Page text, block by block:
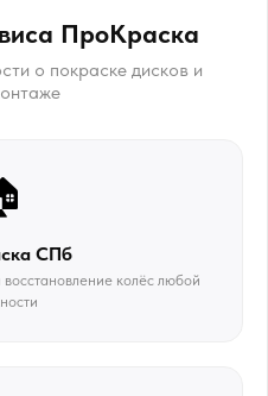
ПроКраска
о покраске дисков и
СПб
колёс любой